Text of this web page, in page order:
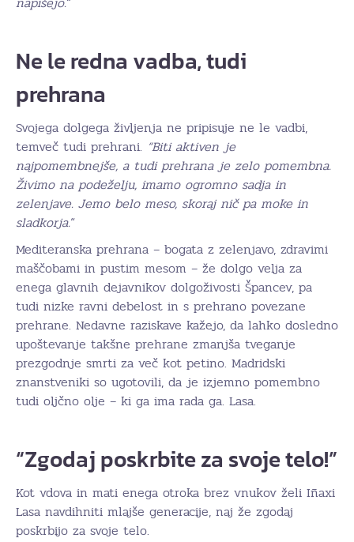
Ne le redna vadba, tudi
prehrana
Svojega dolgega življenja ne pripisuje ne le vadbi,
temveč tudi prehrani. “Biti aktiven je
najpomembnejše, a tudi prehrana je zelo pomembna.
Živimo na podeželju, imamo ogromno sadja in
zelenjave. Jemo belo meso, skoraj nič pa moke in
sladkorja.“
Mediteranska prehrana – bogata z zelenjavo, zdravimi
maščobami in pustim mesom – že dolgo velja za
enega glavnih dejavnikov dolgoživosti Špancev, pa
tudi nizke ravni debelost in s prehrano povezane
prehrane. Nedavne raziskave kažejo, da lahko dosledno
upoštevanje takšne prehrane zmanjša tveganje
prezgodnje smrti za več kot petino. Madridski
znanstveniki so ugotovili, da je izjemno pomembno
tudi oljčno olje – ki ga ima rada ga. Lasa.
“Zgodaj poskrbite za svoje telo!”
Kot vdova in mati enega otroka brez vnukov želi Iñaxi
Lasa navdihniti mlajše generacije, naj že zgodaj
poskrbijo za svoje telo.